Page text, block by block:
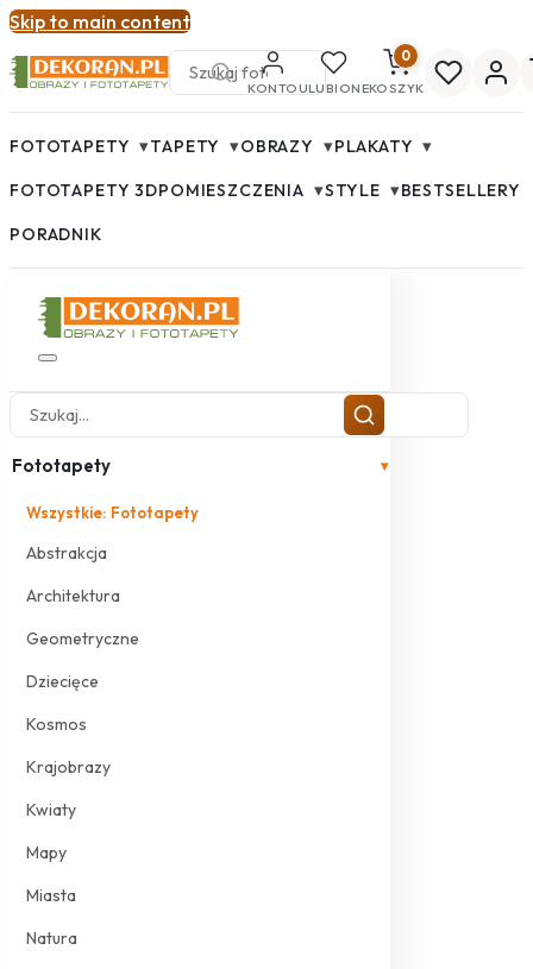
Skip to main content
KONTOULUBIONE
0
KOSZYK
FOTOTAPETY ▾TAPETY ▾OBRAZY ▾PLAKATY ▾
FOTOTAPETY 3DPOMIESZCZENIA ▾STYLE ▾BESTSELLERY
PORADNIK
Fototapety ▾
Wszystkie: Fototapety
Abstrakcja
Architektura
Geometryczne
Dziecięce
Kosmos
Krajobrazy
Kwiaty
Mapy
Miasta
Natura